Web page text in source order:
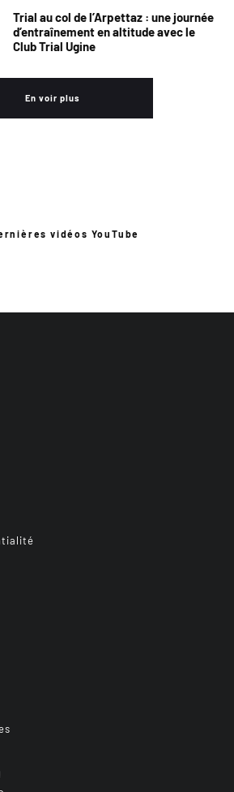
Trial au col de l’Arpettaz : une journée
d’entraînement en altitude avec le
Club Trial Ugine
En voir plus
vidéos YouTube